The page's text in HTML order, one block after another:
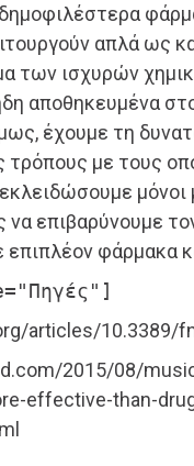
απλά ως
των ισχυρών
αποθηκευμένα
έχουμε τη
τρόπους με τους
μόνοι
να επιβαρύνουμε
επιπλέον φάρμακα
articles/10.3389/
2015/08/
effective-than-